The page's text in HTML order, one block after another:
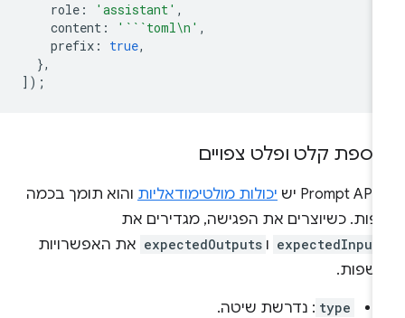
role : 'assistant'
content : '```toml\n'
prefix: true
קלט ופלט צפויים
יכולות מולטימודאליותוהוא תומך בכמה
כשיוצרים את הפגישה, מגדירים את
ו expectedOutputs את האפשרויות
type : נדרשת שיטה.